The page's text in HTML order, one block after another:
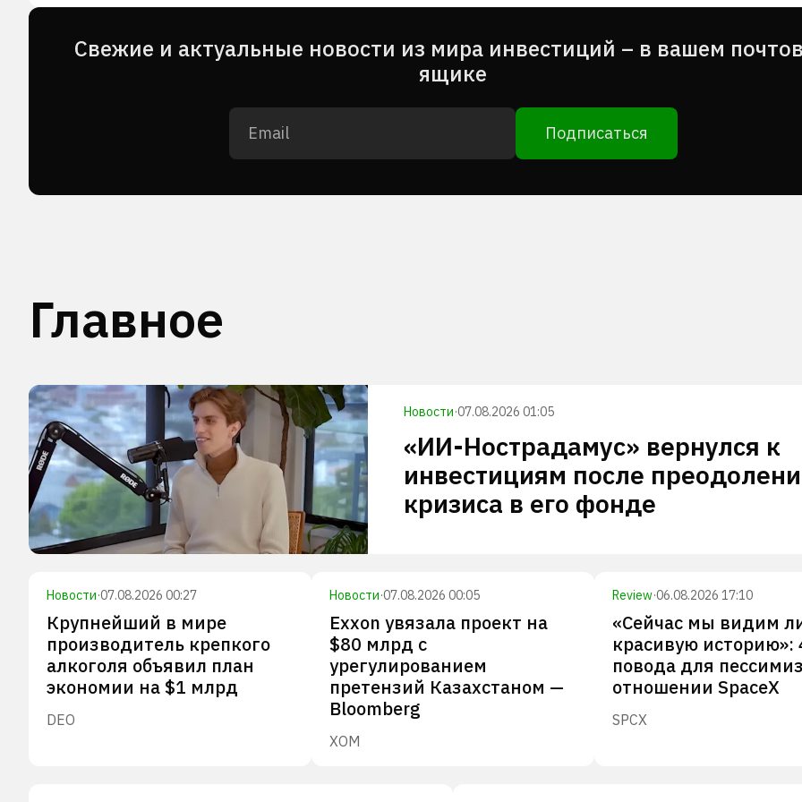
Cвежие и актуальные новости из мира инвестиций – в вашем
ящике
Подписаться
Главное
Новости·07.08.2026 01:05
«ИИ-Нострадамус» вернулся к
инвестициям после
кризиса в его фонде
Новости·07.08.2026 00:27
Крупнейший в мире
производитель крепкого
алкоголя объявил план
экономии на $1 млрд
DEO
Новости·07.08.2026 00:05
Exxon увязала проект на
$80 млрд с
урегулированием
претензий Казахстаном —
Bloomberg
XOM
Review·06.08.2026 17:10
«Сейчас мы видим
красивую историю»:
повода для
отношении SpaceX
SPCX